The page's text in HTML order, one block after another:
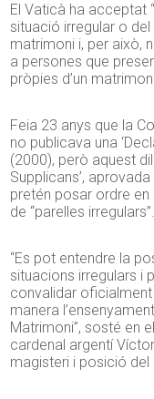
El Vaticà ha acceptat
situació irregular o
matrimoni i, per això,
a persones que
pròpies d’un
Feia 23 anys que la
no publicava una
(2000), però aquest
Supplicans’,
pretén posar ordre
de “parelles irregulars”.
“Es pot entendre la
situacions irregulars i
convalidar
manera
Matrimoni”, sosté en
cardenal argentí
magisteri i posició